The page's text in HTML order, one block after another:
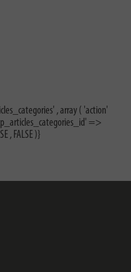
, array ( 'action'
=>
, FALSE )}